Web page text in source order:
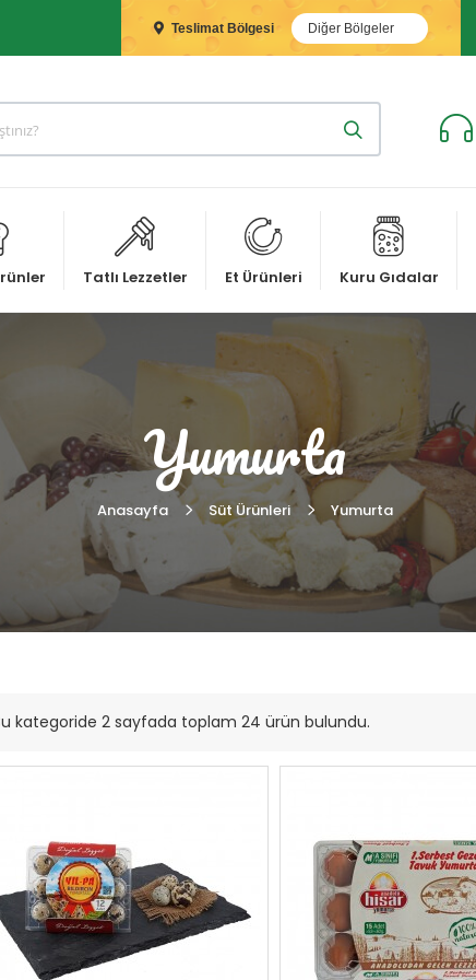
Teslimat Bölgesi Diğer Bölgeler
Tatlı Lezzetler Et Ürünleri Kuru Gıdalar
Yumurta
Anasayfa Süt Ürünleri Yumurta
kategoride 2 sayfada toplam 24 ürün bulundu.